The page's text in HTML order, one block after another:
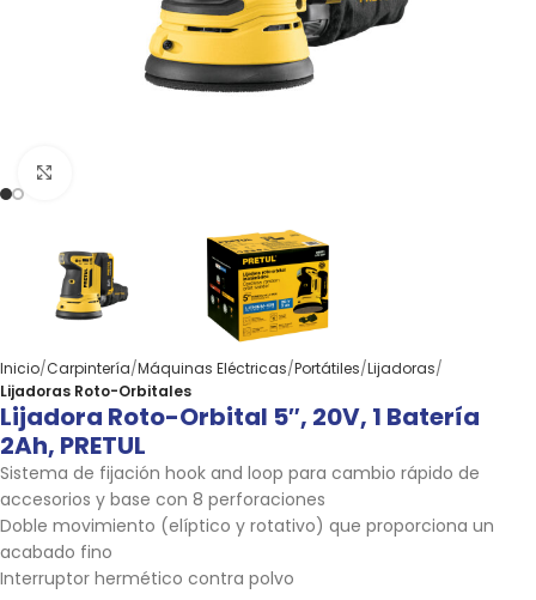
Inicio Carpintería Máquinas Eléctricas Portátiles Lijadoras
Lijadoras Roto-Orbitales
Lijadora Roto-Orbital 5″, 20V, 1 Batería
2Ah, PRETUL
Sistema de fijación hook and loop para cambio rápido de
accesorios y base con 8 perforaciones
Doble movimiento (elíptico y rotativo) que proporciona un
acabado fino
Interruptor hermético contra polvo